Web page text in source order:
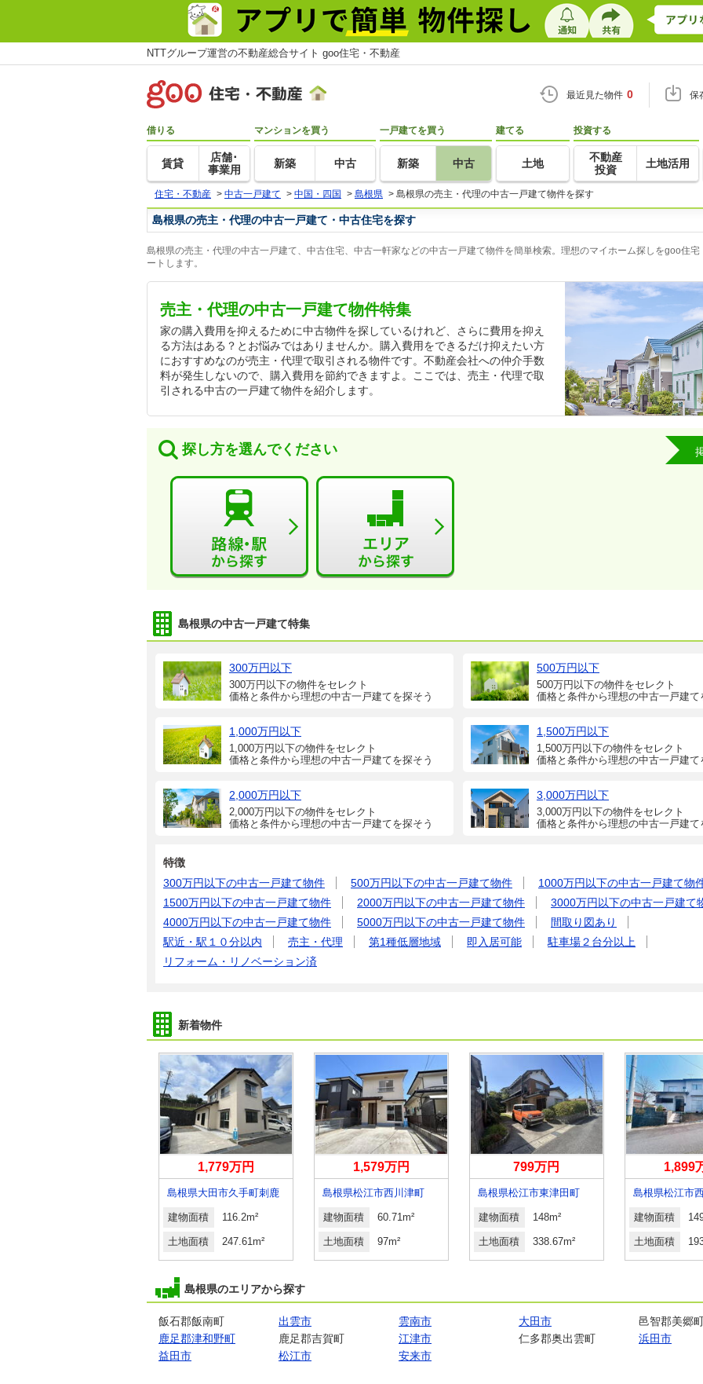
NTTグループ運営の不動産総合サイト goo住宅・不動産
最近見た物件 0 保
借りる
賃貸
店舗･
事業用
マンションを買う
新築 中古
一戸建てを買う
新築 中古
建てる
土地
投資する
不動産
投資
土地活用
住宅・不動産 > 中古一戸建て > 中国・四国 > 島根県 > 島根県の売主・代理の中古一戸建て物件を探す
島根県の売主・代理の中古一戸建て・中古住宅を探す
島根県の売主・代理の中古一戸建て、中古住宅、中古一軒家などの中古一戸建て物件を簡単検索。理想のマイホーム探しをgoo住宅
ートします。
売主・代理の中古一戸建て物件特集
家の購入費用を抑えるために中古物件を探しているけれど、さらに費用を抑え
る方法はある？とお悩みではありませんか。購入費用をできるだけ抑えたい方
におすすめなのが売主・代理で取引される物件です。不動産会社への仲介手数
料が発生しないので、購入費用を節約できますよ。ここでは、売主・代理で取
引される中古の一戸建て物件を紹介します。
探し方を選んでください
島根県の中古一戸建て特集
300万円以下
300万円以下の物件をセレクト
価格と条件から理想の中古一戸建てを探そう
500万円以下
500万円以下の物件をセレクト
価格と条件から理想の中古一戸建て
1,000万円以下
1,000万円以下の物件をセレクト
価格と条件から理想の中古一戸建てを探そう
1,500万円以下
1,500万円以下の物件をセレクト
価格と条件から理想の中古一戸建て
2,000万円以下
2,000万円以下の物件をセレクト
価格と条件から理想の中古一戸建てを探そう
3,000万円以下
3,000万円以下の物件をセレクト
価格と条件から理想の中古一戸建て
特徴
300万円以下の中古一戸建て物件
500万円以下の中古一戸建て物件
1000万円以下の中古一戸建て物
1500万円以下の中古一戸建て物件
2000万円以下の中古一戸建て物件
3000万円以下の中古一戸建て
4000万円以下の中古一戸建て物件
5000万円以下の中古一戸建て物件
間取り図あり
駅近・駅１０分以内
売主・代理 第1種低層地域 即入居可能
駐車場２台分以上
リフォーム・リノベーション済
新着物件
1,779万円
島根県大田市久手町刺鹿
建物面積 116.2m²
土地面積 247.61m²
1,579万円
島根県松江市西川津町
建物面積 60.71m²
土地面積 97m²
799万円
島根県松江市東津田町
建物面積 148m²
土地面積 338.67m²
1,899
島根県松江市
建物面積
土地面積
島根県のエリアから探す
飯石郡飯南町 出雲市 雲南市 大田市
邑智郡美郷
鹿足郡津和野町
鹿足郡吉賀町 江津市 仁多郡奥出雲町
浜田市
益田市
松江市 安来市